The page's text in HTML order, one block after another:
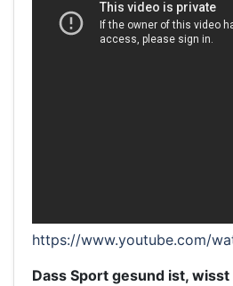
https://www.youtube.com/
Dass Sport gesund ist,